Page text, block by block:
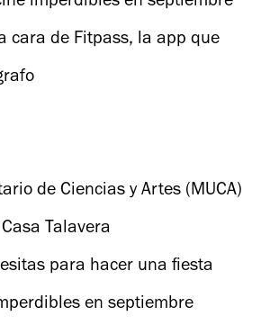
cara de Fitpass, la app que
de hacer ejercicio
de Ciencias y Artes (MUCA)
Talavera
para hacer una fiesta
en septiembre